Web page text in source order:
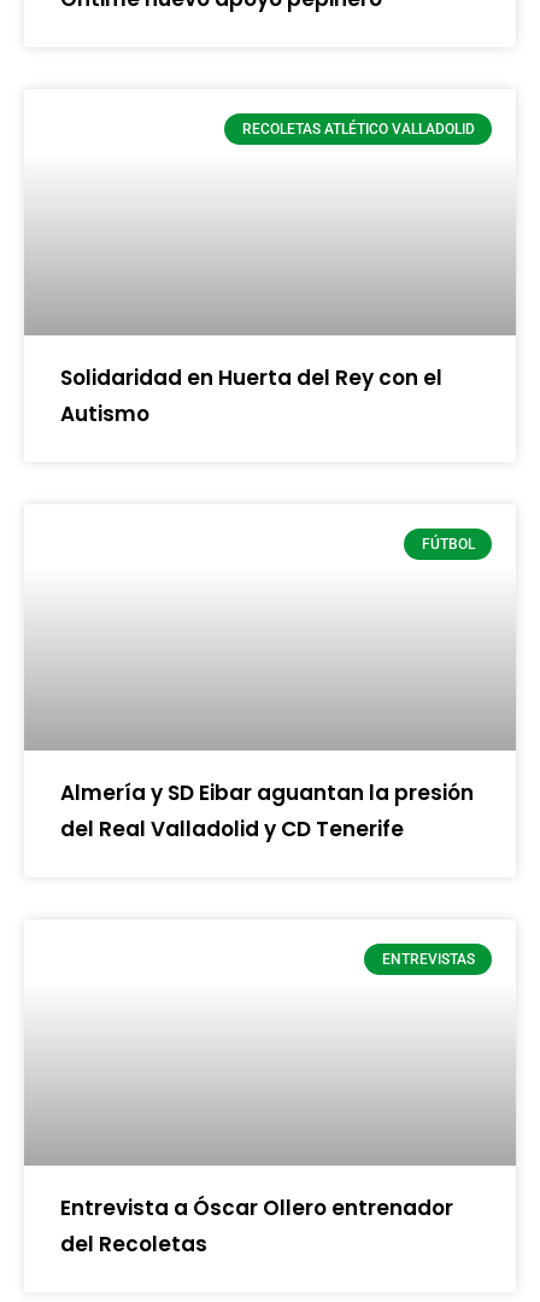
RECOLETAS ATLÉTICO VALLADOLID
Solidaridad en Huerta del Rey con el
Autismo
FÚTBOL
Almería y SD Eibar aguantan la presión
del Real Valladolid y CD Tenerife
ENTREVISTAS
Entrevista a Óscar Ollero entrenador
del Recoletas